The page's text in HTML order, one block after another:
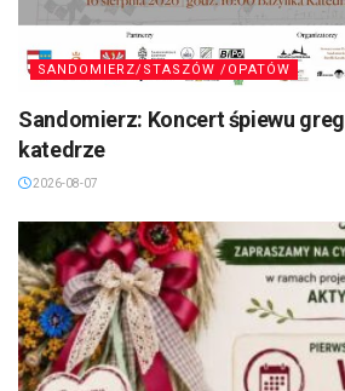
SANDOMIERZ/STASZÓW /OPATÓW
Sandomierz: Koncert śpiewu
katedrze
2026-08-07